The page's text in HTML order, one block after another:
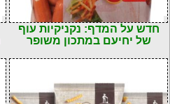
חדש על המדף: נקניקיות עוף
של יחיעם במתכון משופר